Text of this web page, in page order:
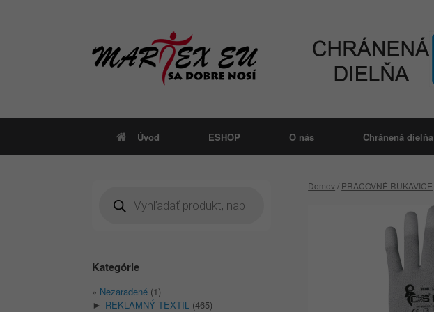
Úvod ESHOP O nás Chránená dielňa
Domov/ PRACOVNÉ RUKAVICE
search
Kategórie
Nezaradené (1)
► REKLAMNÝ TEXTIL (465)